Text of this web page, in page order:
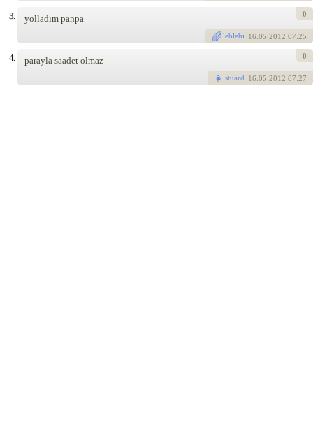
3. yolladım panpa
leblebi 16.05.2012 07:25
0
4. parayla saadet olmaz
stuard 16.05.2012 07:27
0